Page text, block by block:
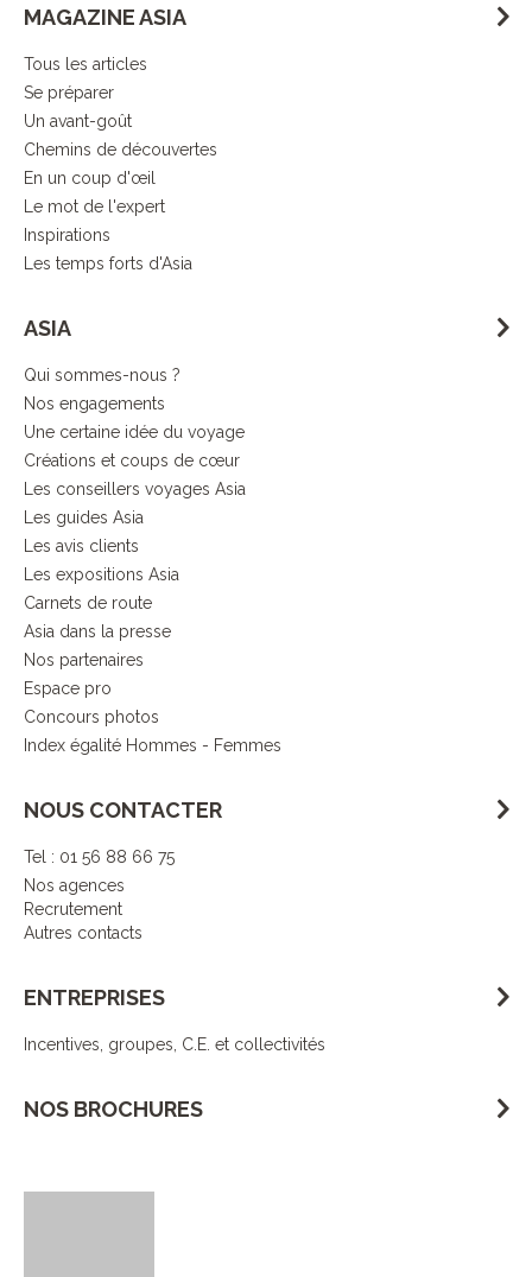
MAGAZINE ASIA
Tous les articles
Se préparer
Un avant-goût
Chemins de découvertes
En un coup d'œil
Le mot de l'expert
Inspirations
Les temps forts d'Asia
ASIA
Qui sommes-nous ?
Nos engagements
Une certaine idée du voyage
Créations et coups de cœur
Les conseillers voyages Asia
Les guides Asia
Les avis clients
Les expositions Asia
Carnets de route
Asia dans la presse
Nos partenaires
Espace pro
Concours photos
Index égalité Hommes - Femmes
NOUS CONTACTER
Tel : 01 56 88 66 75
Nos agences
Recrutement
Autres contacts
ENTREPRISES
Incentives, groupes, C.E. et collectivités
NOS BROCHURES